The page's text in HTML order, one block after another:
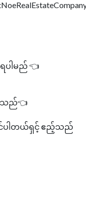
ပါမည် 👈
သည်👈
င်ပါတယ်ရှင့် ဧည့်သည်